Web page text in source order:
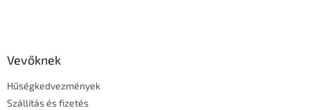
Vevőknek
Hűségkedvezmények
Szállítás és fizetés